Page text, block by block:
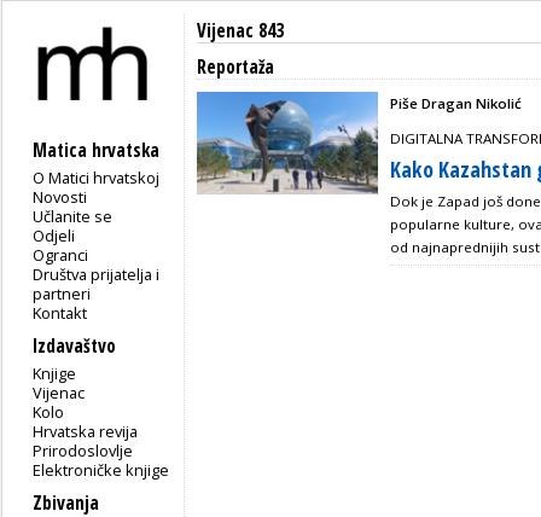
Matica hrvatska
O Matici hrvatskoj
Novosti
Učlanite se
Odjeli
Ogranci
Društva prijatelja i
partneri
Kontakt
Izdavaštvo
Knjige
Vijenac
Kolo
Hrvatska revija
Prirodoslovlje
Elektroničke knjige
Zbivanja
Vijenac 843
Reportaža
Piše Dragan Nikolić
DIGITALNA
Kako
Dok je Zapad još
popularne kulture,
od najnaprednijih